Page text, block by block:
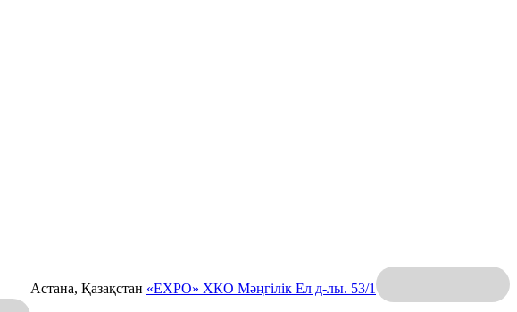
Астана, Қазақстан «EXPO» ХКО Мәңгілік Ел д-лы. 53/1